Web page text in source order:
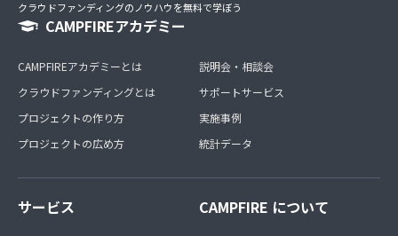
クラウドファンディングのノウハウを無料で学ぼう
CAMPFIREアカデミー
CAMPFIREアカデミーとは
クラウドファンディングとは
プロジェクトの作り方
プロジェクトの広め方
説明会・相談会
サポートサービス
実施事例
統計データ
サービス CAMPFIRE について